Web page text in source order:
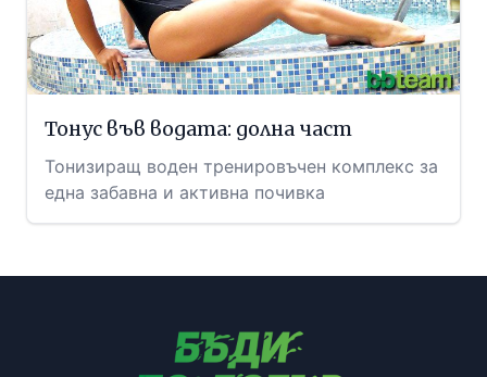
Тонус във водата: долна част
Тонизиращ воден тренировъчен комплекс за
една забавна и активна почивка